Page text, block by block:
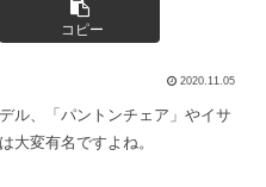
コピー
2020.11.05
ル、「パントンチェア」やイサ
大変有名ですよね。